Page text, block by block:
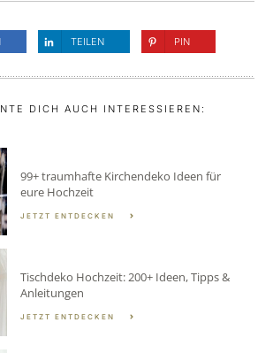
TEILEN PIN
DICH AUCH INTERESSIEREN:
99+ traumhafte Kirchendeko Ideen für
eure Hochzeit
JETZT ENTDECKEN
Tischdeko Hochzeit: 200+ Ideen, Tipps &
Anleitungen
JETZT ENTDECKEN